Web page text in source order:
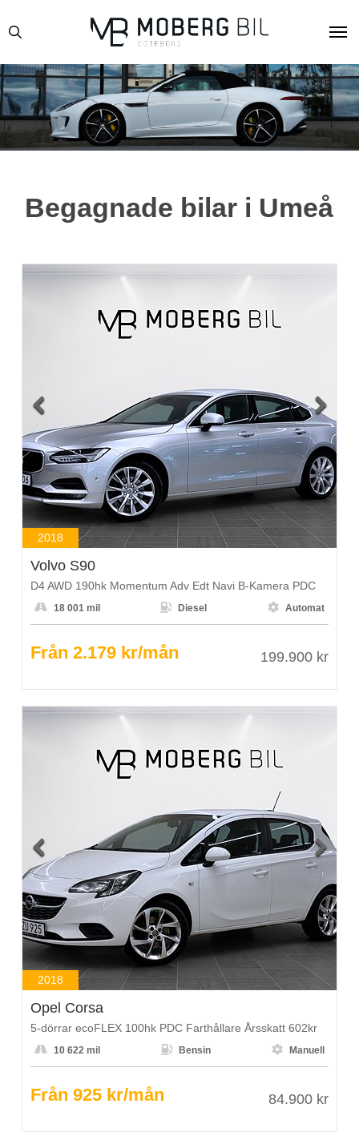
to
content
Begagnade bilar i Umeå
 
2018
Volvo S90
D4 AWD 190hk Momentum Adv Edt Navi B-Kamera PDC
 18 001 mil  Diesel  Automat
Från 2.179 kr/mån 199.900 kr
 
2018
Opel Corsa
5-dörrar ecoFLEX 100hk PDC Farthållare Årsskatt 602kr
 10 622 mil  Bensin  Manuell
Från 925 kr/mån 84.900 kr